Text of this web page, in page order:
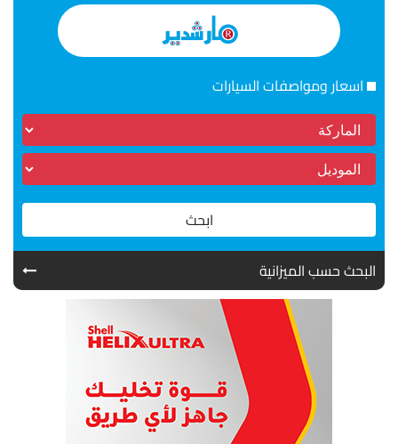
اسعار ومواصفات السيارات
ابحث
البحث حسب الميزانية